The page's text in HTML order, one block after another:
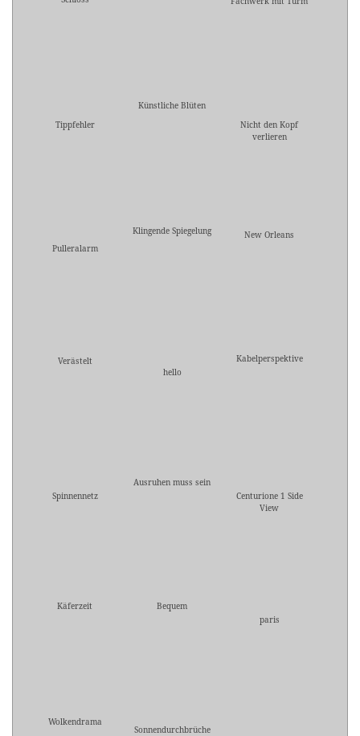
Tippfehler
Künstliche Blüten
Nicht den Kopf
verlieren
Pulleralarm
Klingende Spiegelung New Orleans
Verästelt
hello
Kabelperspektive
Spinnennetz
Ausruhen muss sein
Centurione 1 Side
View
Käferzeit
Bequem
paris
Wolkendrama
Sonnendurchbrüche